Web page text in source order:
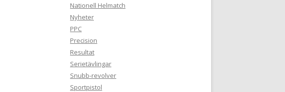
Nationell Helmatch
Nyheter
PPC
Precision
Resultat
Serietävlingar
Snubb-revolver
Sportpistol